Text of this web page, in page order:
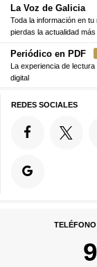
La Voz de Galicia
Toda la información en
pierdas la actualidad
Periódico en PDF
La experiencia de
digital
REDES SOCIALES